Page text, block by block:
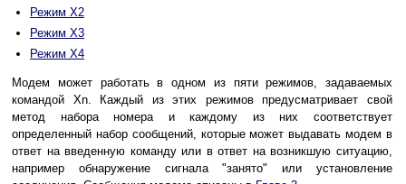
Режим X2
Режим X3
Режим X4
Модем может работать в одном из пяти режимов, задаваемых
командой Xn. Каждый из этих режимов предусматривает свой
метод набора номера и каждому из них соответствует
определенный набор сообщений, которые может выдавать модем в
ответ на введенную команду или в ответ на возникшую ситуацию,
например обнаружение сигнала "занято" или установление